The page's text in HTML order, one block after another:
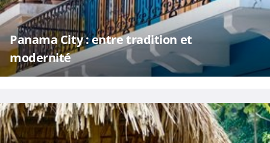
Panama City : entre tradition et
modernité